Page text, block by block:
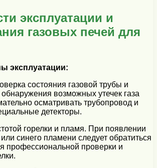
эксплуатации и
газовых печей для
эксплуатации:
состояния газовой трубы и
возможных утечек газа
осматривать трубопровод и
детекторы.
горелки и пламя. При появлении
синего пламени следует обратиться
профессиональной проверки и